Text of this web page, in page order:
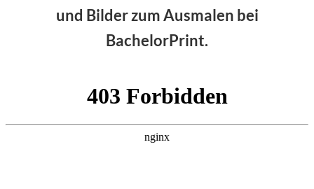
und Bilder zum Ausmalen bei
BachelorPrint.